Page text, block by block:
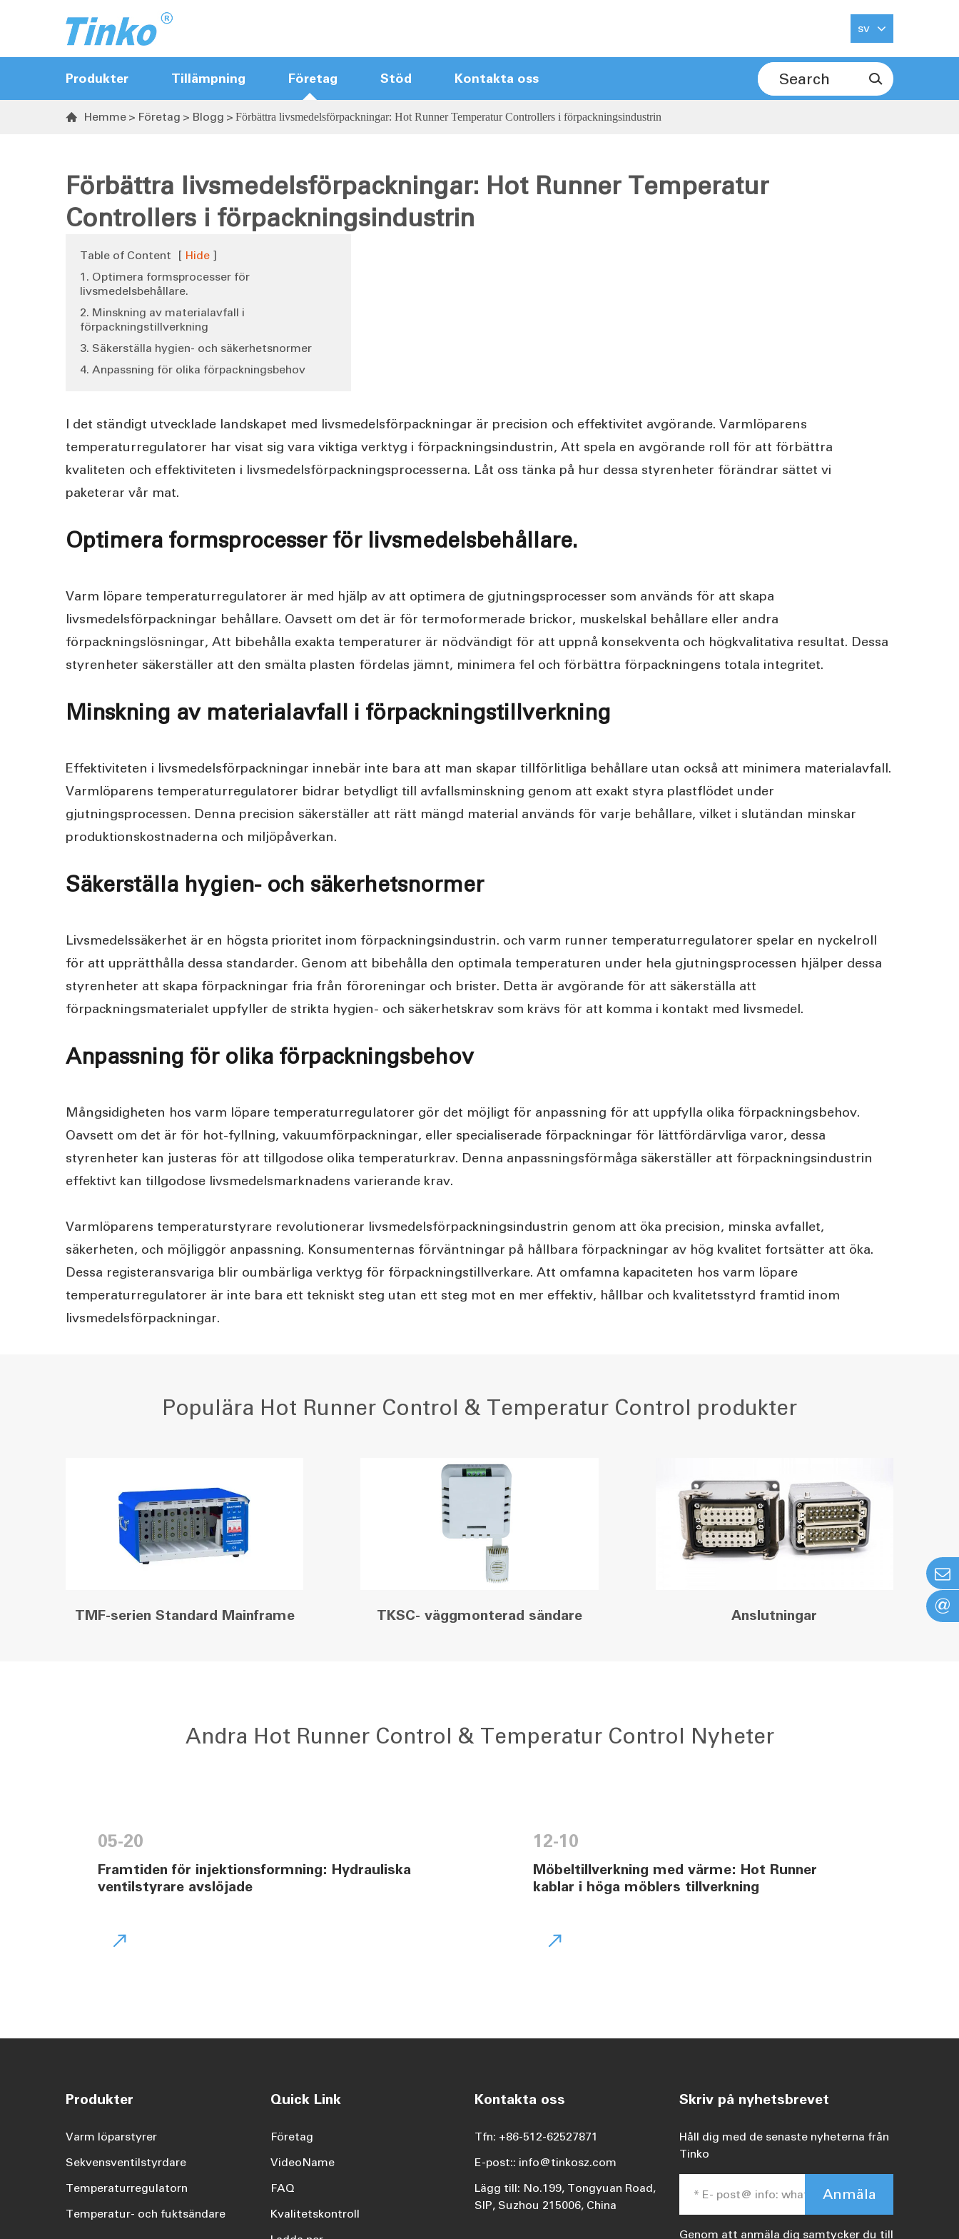
sv
Produkter
Varm löparstyrer
Temperaturregulatorn
Temperatur- och fuktsändare
Rörningsskärm
Kompakt varm löparstyrer
Ny ankomststyre
Tillämpning Företag Stöd Kontakta oss 
 Hemme Företag Blogg Förbättra livsmedelsförpackningar: Hot Runner Temperatur Controllers i förpackningsindustrin
Förbättra livsmedelsförpackningar: Hot Runner Temperatur
Controllers i förpackningsindustrin
Table of Content [ Hide ]
1. Optimera formsprocesser för
livsmedelsbehållare.
2. Minskning av materialavfall i
förpackningstillverkning
3. Säkerställa hygien- och säkerhetsnormer
4. Anpassning för olika förpackningsbehov
I det ständigt utvecklade landskapet med livsmedelsförpackningar är precision och effektivitet avgörande. Varmlöparens
temperaturregulatorer har visat sig vara viktiga verktyg i förpackningsindustrin, Att spela en avgörande roll för att förbättra
kvaliteten och effektiviteten i livsmedelsförpackningsprocesserna. Låt oss tänka på hur dessa styrenheter förändrar sättet vi
paketerar vår mat.
Optimera formsprocesser för livsmedelsbehållare.
Varm löpare temperaturregulatorer är med hjälp av att optimera de gjutningsprocesser som används för att skapa
livsmedelsförpackningar behållare. Oavsett om det är för termoformerade brickor, muskelskal behållare eller andra
förpackningslösningar, Att bibehålla exakta temperaturer är nödvändigt för att uppnå konsekventa och högkvalitativa resultat. Dessa
styrenheter säkerställer att den smälta plasten fördelas jämnt, minimera fel och förbättra förpackningens totala integritet.
Minskning av materialavfall i förpackningstillverkning
Effektiviteten i livsmedelsförpackningar innebär inte bara att man skapar tillförlitliga behållare utan också att minimera materialavfall.
Varmlöparens temperaturregulatorer bidrar betydligt till avfallsminskning genom att exakt styra plastflödet under
gjutningsprocessen. Denna precision säkerställer att rätt mängd material används för varje behållare, vilket i slutändan minskar
produktionskostnaderna och miljöpåverkan.
Säkerställa hygien- och säkerhetsnormer
Livsmedelssäkerhet är en högsta prioritet inom förpackningsindustrin. och varm runner temperaturregulatorer spelar en nyckelroll
för att upprätthålla dessa standarder. Genom att bibehålla den optimala temperaturen under hela gjutningsprocessen hjälper dessa
styrenheter att skapa förpackningar fria från föroreningar och brister. Detta är avgörande för att säkerställa att
förpackningsmaterialet uppfyller de strikta hygien- och säkerhetskrav som krävs för att komma i kontakt med livsmedel.
Anpassning för olika förpackningsbehov
Mångsidigheten hos varm löpare temperaturregulatorer gör det möjligt för anpassning för att uppfylla olika förpackningsbehov.
Oavsett om det är för hot-fyllning, vakuumförpackningar, eller specialiserade förpackningar för lättfördärvliga varor, dessa
styrenheter kan justeras för att tillgodose olika temperaturkrav. Denna anpassningsförmåga säkerställer att förpackningsindustrin
effektivt kan tillgodose livsmedelsmarknadens varierande krav.
Varmlöparens temperaturstyrare revolutionerar livsmedelsförpackningsindustrin genom att öka precision, minska avfallet,
säkerheten, och möjliggör anpassning. Konsumenternas förväntningar på hållbara förpackningar av hög kvalitet fortsätter att öka.
Dessa registeransvariga blir oumbärliga verktyg för förpackningstillverkare. Att omfamna kapaciteten hos varm löpare
temperaturregulatorer är inte bara ett tekniskt steg utan ett steg mot en mer effektiv, hållbar och kvalitetsstyrd framtid inom
livsmedelsförpackningar.
Populära Hot Runner Control & Temperatur Control produkter
TMF-serien Standard Mainframe TKSC- väggmonterad sändare Anslutningar
Andra Hot Runner Control & Temperatur Control Nyheter
05-20
Framtiden för injektionsformning: Hydrauliska
ventilstyrare avslöjade

12-10
Möbeltillverkning med värme: Hot Runner
kablar i höga möblers tillverkning

Produkter
Varm löparstyrer
Sekvensventilstyrdare
Temperaturregulatorn
Temperatur- och fuktsändare
Quick Link
Företag
VideoName
FAQ
Kvalitetskontroll
Kontakta oss
Tfn: +86-512-62527871
E-post:: info@tinkosz.com
Lägg till: No.199, Tongyuan Road,
SIP, Suzhou 215006, China
Skriv på nyhetsbrevet
Håll dig med de senaste nyheterna från
Tinko
Anmäla
Genom att anmäla dig samtycker du till
@